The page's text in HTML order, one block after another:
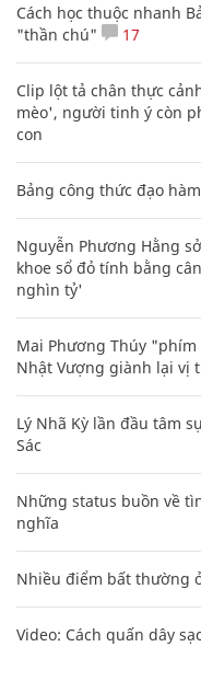
Cách học thuộc nhanh
"thần chú"
17
Clip lột tả chân thực
mèo', người tinh ý còn
con
Bảng công thức đạo
Nguyễn Phương Hằng
khoe sổ đỏ tính bằng
nghìn tỷ'
Mai Phương Thúy
Nhật Vượng giành lại vị
Lý Nhã Kỳ lần đầu tâm
Sác
Những status buồn về
nghĩa
Nhiều điểm bất thường
Video: Cách quấn dây